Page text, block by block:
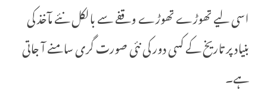
اسی لیے تھوڑے تھوڑے وقفے سے بالکل نئے مآخذ کی
بنیاد پر تاریخ کے کسی دور کی نئی صورت گری سامنے آ جاتی
ہے۔